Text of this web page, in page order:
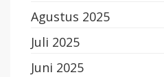
Agustus 2025
Juli 2025
Juni 2025